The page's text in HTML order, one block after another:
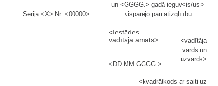
Sērija <X> Nr. <00000>
un <GGGG.> gadā ieguv<is/usi>
vispārējo pamatizglītību
<Iestādes
vadītāja amats>
<DD.MM.GGGG.>
<vadītāja
vārds un
uzvārds>
<kvadrātkods ar saiti uz